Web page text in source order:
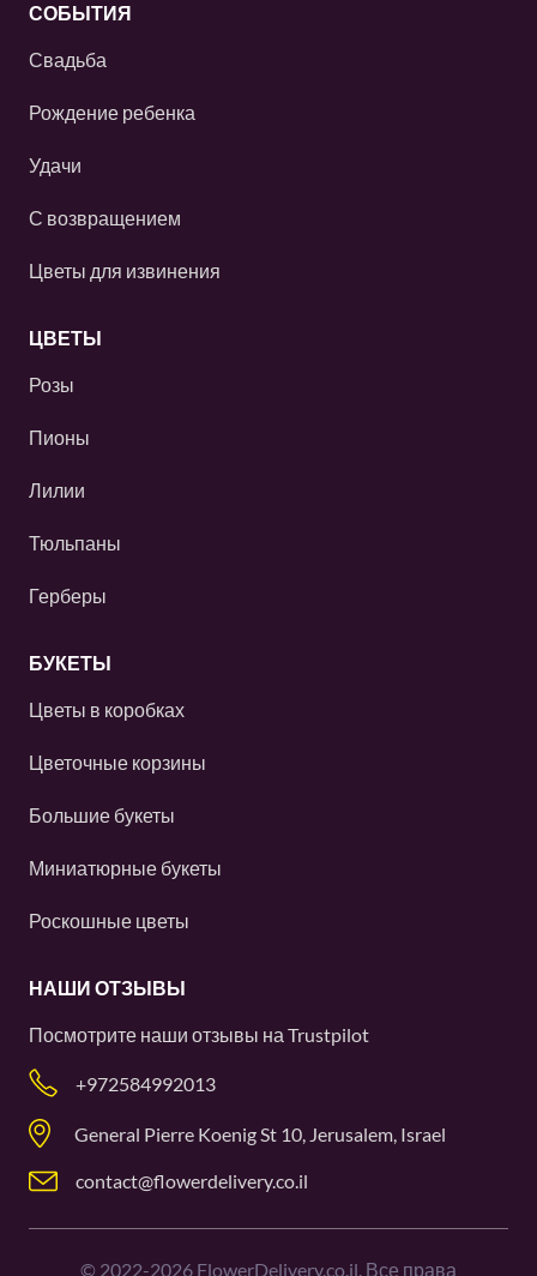
СОБЫТИЯ
Свадьба
Рождение ребенка
Удачи
С возвращением
Цветы для извинения
ЦВЕТЫ
Розы
Пионы
Лилии
Тюльпаны
Герберы
БУКЕТЫ
Цветы в коробках
Цветочные корзины
Большие букеты
Миниатюрные букеты
Роскошные цветы
НАШИ ОТЗЫВЫ
Посмотрите наши отзывы на Trustpilot
+972584992013
General Pierre Koenig St 10, Jerusalem, Israel
contact@flowerdelivery.co.il
© 2022-2026 FlowerDelivery.co.il. Все права